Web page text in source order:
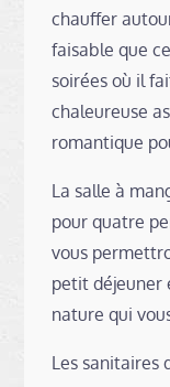
chauffer
faisable que
soirées où il
chaleureuse
romantique
La salle à
pour quatre
vous
petit déjeuner
nature qui
Les sanitaires